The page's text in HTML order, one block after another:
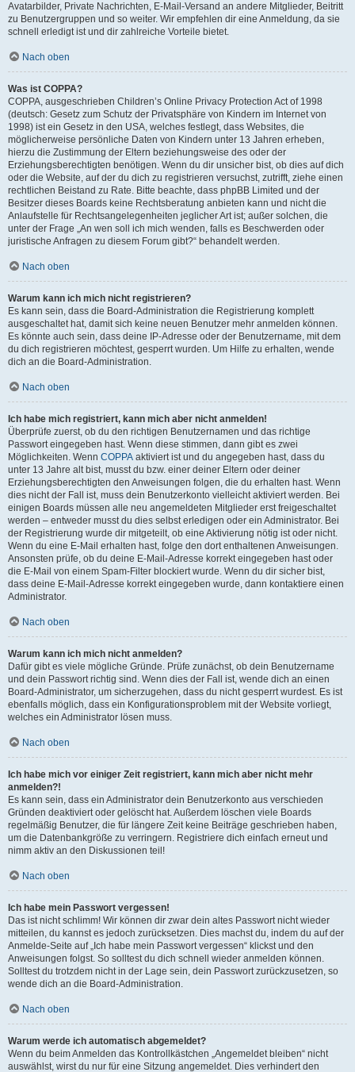
Avatarbilder, Private Nachrichten, E-Mail-Versand an andere Mitglieder, Beitritt
zu Benutzergruppen und so weiter. Wir empfehlen dir eine Anmeldung, da sie
schnell erledigt ist und dir zahlreiche Vorteile bietet.
Nach oben
Was ist COPPA?
COPPA, ausgeschrieben Children’s Online Privacy Protection Act of 1998
(deutsch: Gesetz zum Schutz der Privatsphäre von Kindern im Internet von
1998) ist ein Gesetz in den USA, welches festlegt, dass Websites, die
möglicherweise persönliche Daten von Kindern unter 13 Jahren erheben,
hierzu die Zustimmung der Eltern beziehungsweise des oder der
Erziehungsberechtigten benötigen. Wenn du dir unsicher bist, ob dies auf dich
oder die Website, auf der du dich zu registrieren versuchst, zutrifft, ziehe einen
rechtlichen Beistand zu Rate. Bitte beachte, dass phpBB Limited und der
Besitzer dieses Boards keine Rechtsberatung anbieten kann und nicht die
Anlaufstelle für Rechtsangelegenheiten jeglicher Art ist; außer solchen, die
unter der Frage „An wen soll ich mich wenden, falls es Beschwerden oder
juristische Anfragen zu diesem Forum gibt?“ behandelt werden.
Nach oben
Warum kann ich mich nicht registrieren?
Es kann sein, dass die Board-Administration die Registrierung komplett
ausgeschaltet hat, damit sich keine neuen Benutzer mehr anmelden können.
Es könnte auch sein, dass deine IP-Adresse oder der Benutzername, mit dem
du dich registrieren möchtest, gesperrt wurden. Um Hilfe zu erhalten, wende
dich an die Board-Administration.
Nach oben
Ich habe mich registriert, kann mich aber nicht anmelden!
Überprüfe zuerst, ob du den richtigen Benutzernamen und das richtige
Passwort eingegeben hast. Wenn diese stimmen, dann gibt es zwei
Möglichkeiten. Wenn COPPA aktiviert ist und du angegeben hast, dass du
unter 13 Jahre alt bist, musst du bzw. einer deiner Eltern oder deiner
Erziehungsberechtigten den Anweisungen folgen, die du erhalten hast. Wenn
dies nicht der Fall ist, muss dein Benutzerkonto vielleicht aktiviert werden. Bei
einigen Boards müssen alle neu angemeldeten Mitglieder erst freigeschaltet
werden – entweder musst du dies selbst erledigen oder ein Administrator. Bei
der Registrierung wurde dir mitgeteilt, ob eine Aktivierung nötig ist oder nicht.
Wenn du eine E-Mail erhalten hast, folge den dort enthaltenen Anweisungen.
Ansonsten prüfe, ob du deine E-Mail-Adresse korrekt eingegeben hast oder
die E-Mail von einem Spam-Filter blockiert wurde. Wenn du dir sicher bist,
dass deine E-Mail-Adresse korrekt eingegeben wurde, dann kontaktiere einen
Administrator.
Nach oben
Warum kann ich mich nicht anmelden?
Dafür gibt es viele mögliche Gründe. Prüfe zunächst, ob dein Benutzername
und dein Passwort richtig sind. Wenn dies der Fall ist, wende dich an einen
Board-Administrator, um sicherzugehen, dass du nicht gesperrt wurdest. Es ist
ebenfalls möglich, dass ein Konfigurationsproblem mit der Website vorliegt,
welches ein Administrator lösen muss.
Nach oben
Ich habe mich vor einiger Zeit registriert, kann mich aber nicht mehr
anmelden?!
Es kann sein, dass ein Administrator dein Benutzerkonto aus verschieden
Gründen deaktiviert oder gelöscht hat. Außerdem löschen viele Boards
regelmäßig Benutzer, die für längere Zeit keine Beiträge geschrieben haben,
um die Datenbankgröße zu verringern. Registriere dich einfach erneut und
nimm aktiv an den Diskussionen teil!
Nach oben
Ich habe mein Passwort vergessen!
Das ist nicht schlimm! Wir können dir zwar dein altes Passwort nicht wieder
mitteilen, du kannst es jedoch zurücksetzen. Dies machst du, indem du auf der
Anmelde-Seite auf „Ich habe mein Passwort vergessen“ klickst und den
Anweisungen folgst. So solltest du dich schnell wieder anmelden können.
Solltest du trotzdem nicht in der Lage sein, dein Passwort zurückzusetzen, so
wende dich an die Board-Administration.
Nach oben
Warum werde ich automatisch abgemeldet?
Wenn du beim Anmelden das Kontrollkästchen „Angemeldet bleiben“ nicht
auswählst, wirst du nur für eine Sitzung angemeldet. Dies verhindert den